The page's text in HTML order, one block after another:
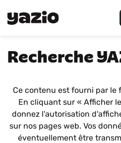
Recherche
Ce contenu est fourni par le
En cliquant sur « Afficher
donnez l'autorisation
sur nos pages web. Vos
éventuellement être